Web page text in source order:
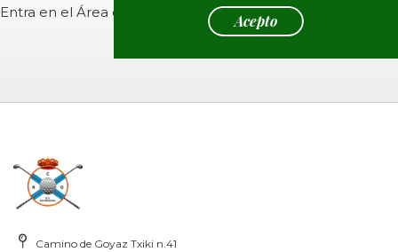
Acepto
Entra en el Área de Socios para ver el evento.
Camino de Goyaz Txiki n.41